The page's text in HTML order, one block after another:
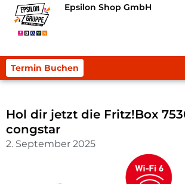
Epsilon Shop GmbH
Termin Buchen
Hol dir jetzt die Fritz!Box
congstar
2. September 2025